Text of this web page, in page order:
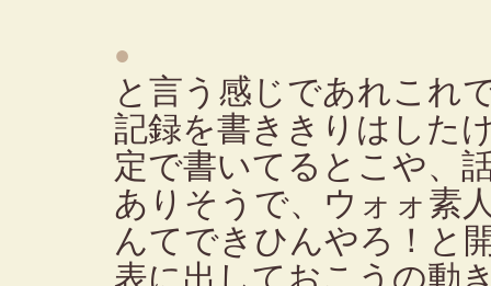
●
と言う感じであれこれ
記録を書ききりはした
定で書いてるとこや、
ありそうで、ウォォ素
んてできひんやろ！と
表に出しておこうの動